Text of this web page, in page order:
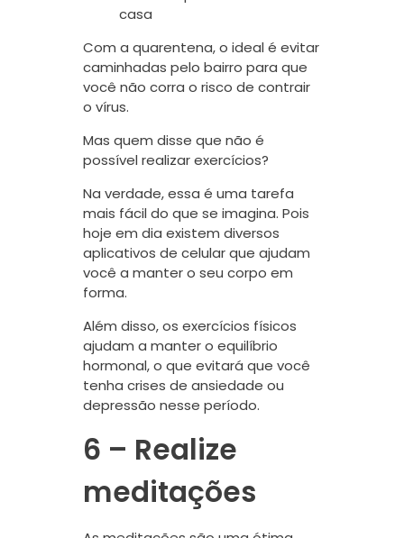
Com a quarentena, o ideal é evitar
caminhadas pelo bairro para que
você não corra o risco de contrair
o vírus.
Mas quem disse que não é
possível realizar exercícios?
Na verdade, essa é uma tarefa
mais fácil do que se imagina. Pois
hoje em dia existem diversos
aplicativos de celular que ajudam
você a manter o seu corpo em
forma.
Além disso, os exercícios físicos
ajudam a manter o equilíbrio
hormonal, o que evitará que você
tenha crises de ansiedade ou
depressão nesse período.
6 – Realize
meditações